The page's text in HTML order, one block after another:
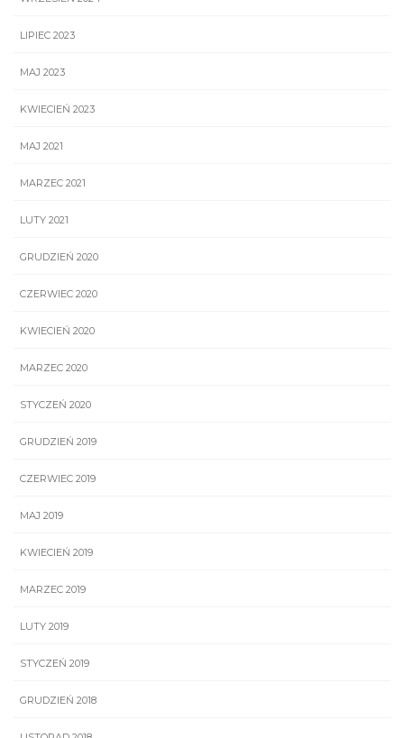
LIPIEC 2023
MAJ 2023
KWIECIEŃ 2023
MAJ 2021
MARZEC 2021
LUTY 2021
GRUDZIEŃ 2020
CZERWIEC 2020
KWIECIEŃ 2020
MARZEC 2020
STYCZEŃ 2020
GRUDZIEŃ 2019
CZERWIEC 2019
MAJ 2019
KWIECIEŃ 2019
MARZEC 2019
LUTY 2019
STYCZEŃ 2019
GRUDZIEŃ 2018